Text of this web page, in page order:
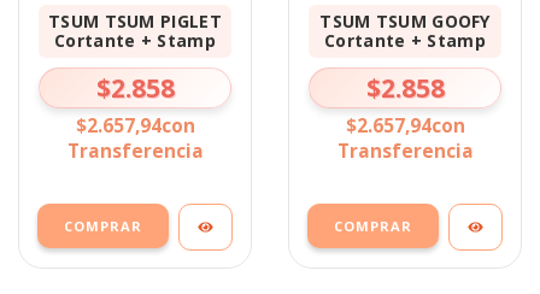
TSUM TSUM PIGLET
Cortante + Stamp
$2.858
$2.657,94con
Transferencia
COMPRAR
TSUM TSUM GOOFY
Cortante + Stamp
$2.858
$2.657,94con
Transferencia
COMPRAR